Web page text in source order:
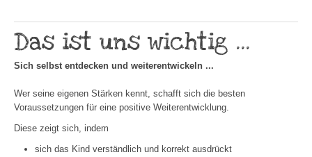
Das ist uns wichtig ...
Sich selbst entdecken und weiterentwickeln ...
Wer seine eigenen Stärken kennt, schafft sich die besten
Voraussetzungen für eine positive Weiterentwicklung.
Diese zeigt sich, indem
sich das Kind verständlich und korrekt ausdrückt